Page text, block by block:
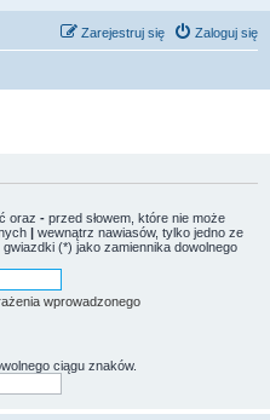
Zaloguj się
Zarejestruj się
oraz - przed słowem, które nie może
| wewnątrz nawiasów, tylko jedno ze
(*) jako zamiennika dowolnego
wprowadzonego
ciągu znaków.